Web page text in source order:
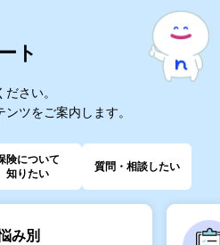
ト
さい。
ツをご案内します。
険について
知りたい
質問・ 相談したい
み別